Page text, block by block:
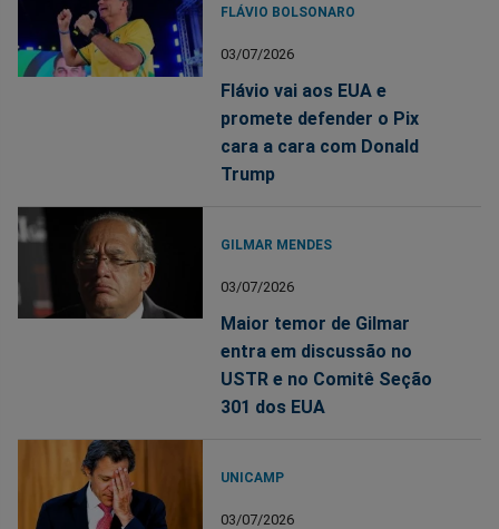
FLÁVIO BOLSONARO
03/07/2026
Flávio vai aos EUA e
promete defender o Pix
cara a cara com Donald
Trump
GILMAR MENDES
03/07/2026
Maior temor de Gilmar
entra em discussão no
USTR e no Comitê Seção
301 dos EUA
UNICAMP
03/07/2026